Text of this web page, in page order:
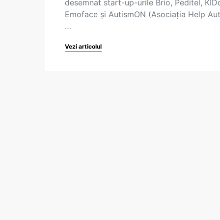
desemnat start-up-urile Brio, Peditel,
Emoface și AutismON (Asociația Help
…
Vezi articolul